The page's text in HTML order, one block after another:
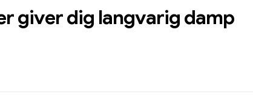
giver dig langvarig damp